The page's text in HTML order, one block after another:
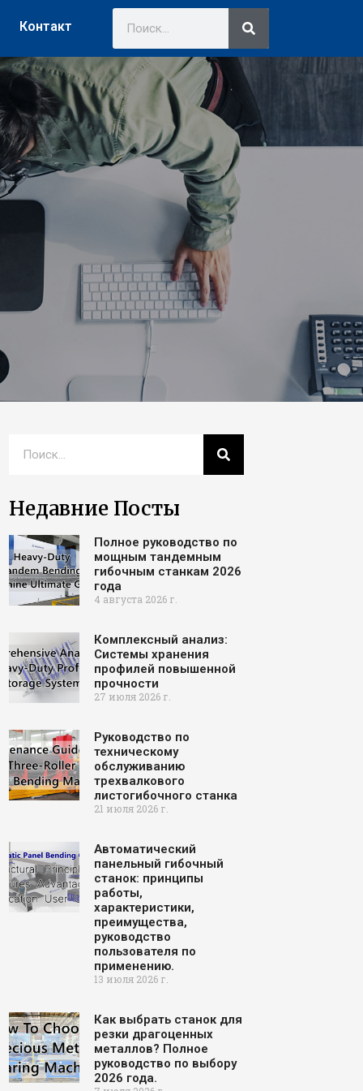
Контакт
Недавние Посты
Полное руководство по
мощным тандемным
гибочным станкам 2026
года
4 августа 2026 г.
Комплексный анализ:
Системы хранения
профилей повышенной
прочности
27 июля 2026 г.
Руководство по
техническому
обслуживанию
трехвалкового
листогибочного станка
21 июля 2026 г.
Автоматический
панельный гибочный
станок: принципы
работы,
характеристики,
преимущества,
руководство
пользователя по
применению.
13 июля 2026 г.
Как выбрать станок для
резки драгоценных
металлов? Полное
руководство по выбору
2026 года.